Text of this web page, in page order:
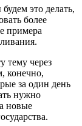
это делать,
более
примера
тему через
конечно,
за один день
нужно
новые